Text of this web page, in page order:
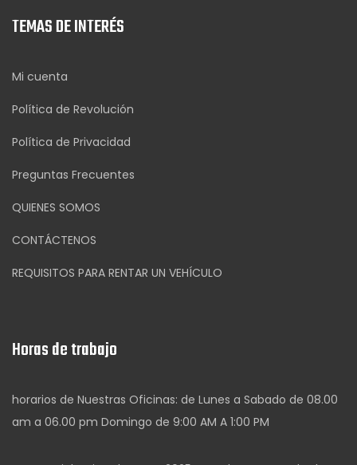
TEMAS DE INTERÉS
Mi cuenta
Política de Revolución
Política de Privacidad
Preguntas Frecuentes
QUIENES SOMOS
CONTÁCTENOS
REQUISITOS PARA RENTAR UN VEHÍCULO
Horas de trabajo
horarios de Nuestras Oficinas: de Lunes a Sabado de 08.00
am a 06.00 pm Domingo de 9:00 AM A 1:00 PM